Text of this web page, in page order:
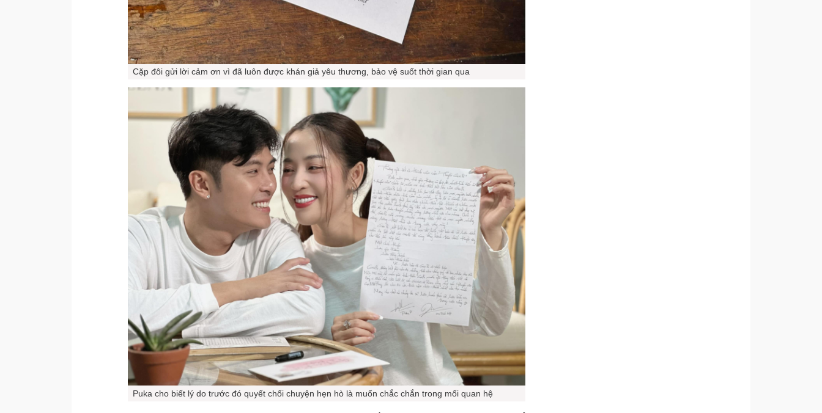
Cặp đôi gửi lời cảm ơn vì đã luôn được khán giả yêu thương, bảo vệ suốt thời gian qua
Puka cho biết lý do trước đó quyết chối chuyện hẹn hò là muốn chắc chắn trong mối quan hệ